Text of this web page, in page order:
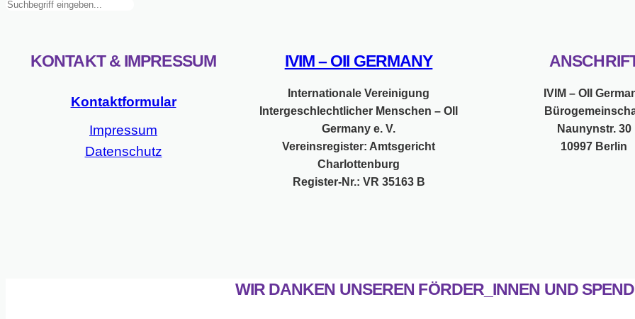
Resolution
Menschenrechten
intergeschlechtlichen
Suchen
KONTAKT & IMPRESSUM
Kontaktformular
Impressum
Datenschutz
IVIM – OII GERMANY
Internationale Vereinigung
Intergeschlechtlicher Menschen – OII
Germany e. V.
Vereinsregister: Amtsgericht
Charlottenburg
Register-Nr.: VR 35163 B
IVIM – OII
Naunynstr. 30
10997 Berlin
WIR DANKEN UNSEREN FÖRDER_INNEN UND